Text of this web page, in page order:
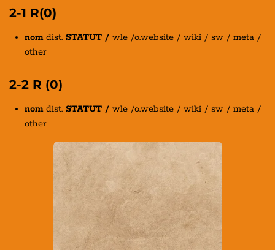
2-1 R(0)
nom dist. STATUT / wle /o.website / wiki / sw / meta /
other
2-2 R (0)
nom dist. STATUT / wle /o.website / wiki / sw / meta /
other